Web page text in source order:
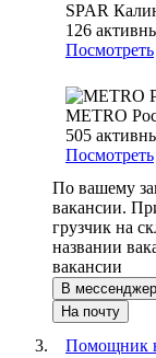
SPAR
126
Посмотреть
METRO
505
Посмотреть
По вашему
вакансии.
грузчик на
названии
вакансии
В мессенджер
На почту
Помощник